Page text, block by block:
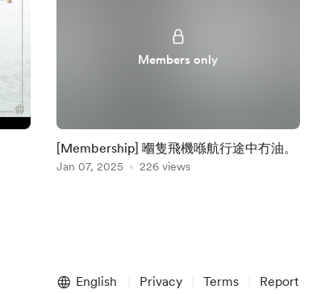
Members only
[Membership] 嗰隻飛機喺航行途中冇油。
Jan 07, 2025 226 views
English Privacy Terms Report